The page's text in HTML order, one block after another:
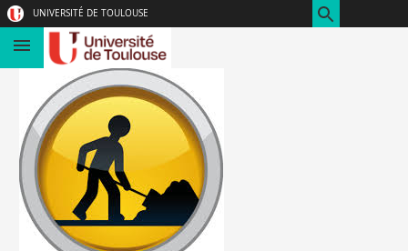
au
directs
UNIVERSITÉ DE TOULOUSE